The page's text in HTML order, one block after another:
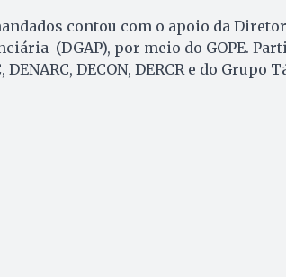
contou com o apoio da
(DGAP), por meio do GOPE.
DECON, DERCR e do Grupo